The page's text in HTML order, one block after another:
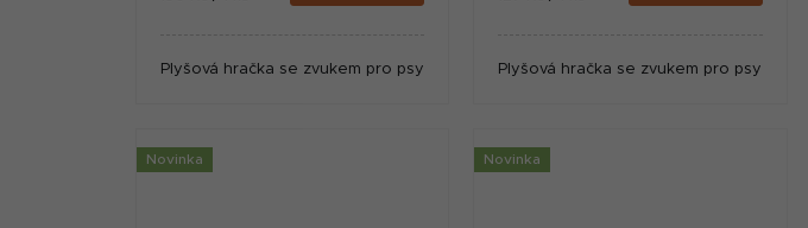
Plyšová hračka se zvukem pro psy Plyšová hračka se zvukem pro psy
Novinka Novinka